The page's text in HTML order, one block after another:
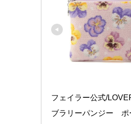
フェイラー公式/
ブラリーパンジー　ポ